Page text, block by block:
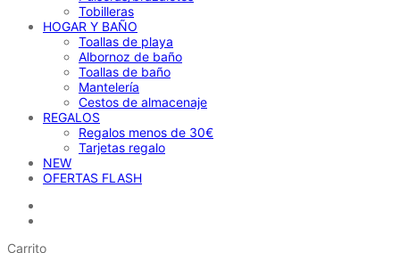
Tobilleras
HOGAR Y BAÑO
Toallas de playa
Albornoz de baño
Toallas de baño
Mantelería
Cestos de almacenaje
REGALOS
Regalos menos de 30€
Tarjetas regalo
NEW
OFERTAS FLASH
Carrito